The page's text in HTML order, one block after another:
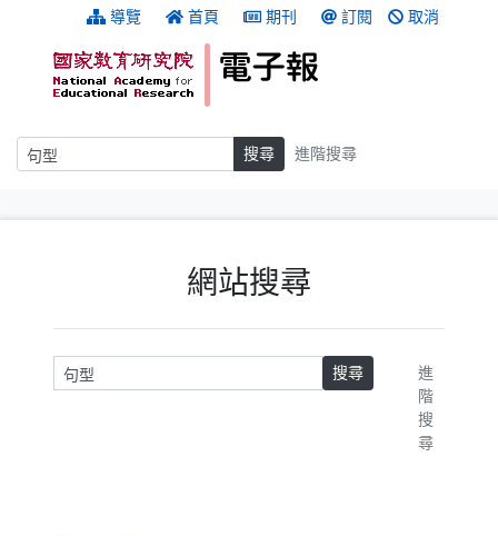
跳到主要內容 導覽 首頁 期刊 訂閱 取消
搜尋 搜尋 進階搜尋
網站搜尋
請輸入關鍵字 搜尋
進
階
搜
尋